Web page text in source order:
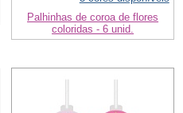
Palhinhas de coroa de flores
coloridas - 6 unid.